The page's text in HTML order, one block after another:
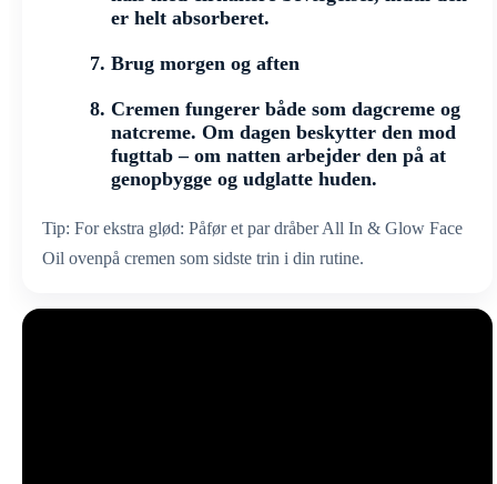
er helt absorberet.
Brug morgen og aften
Cremen fungerer både som dagcreme og
natcreme. Om dagen beskytter den mod
fugttab – om natten arbejder den på at
genopbygge og udglatte huden.
Tip: For ekstra glød: Påfør et par dråber All In & Glow Face
Oil ovenpå cremen som sidste trin i din rutine.